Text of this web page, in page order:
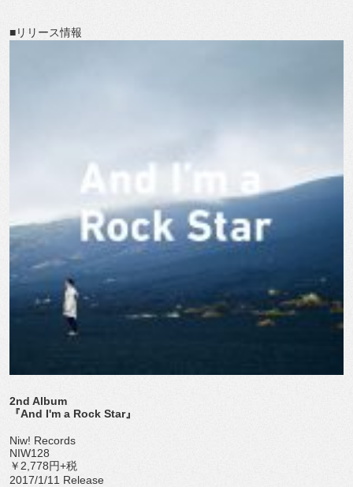
■リリース情報
2nd Album
『And I'm a Rock Star』
Niw! Records
NIW128
￥2,778円+税
2017/1/11 Release